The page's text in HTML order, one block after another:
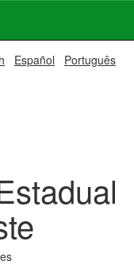
Español Português